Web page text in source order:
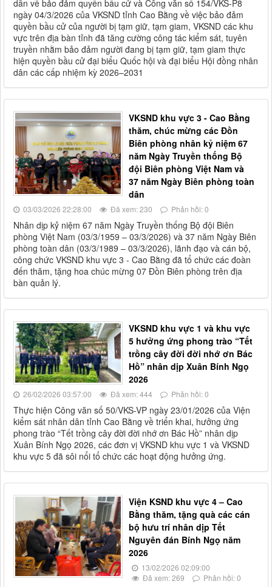
dẫn về bảo đảm quyền bầu cử và Công văn số 154/VKS-P8
ngày 04/3/2026 của VKSND tỉnh Cao Bằng về việc bảo đảm
quyền bầu cử của người bị tạm giữ, tạm giam, VKSND các khu
vực trên địa bàn tỉnh đã tăng cường công tác kiểm sát, tuyên
truyền nhằm bảo đảm người đang bị tạm giữ, tạm giam thực
hiện quyền bầu cử đại biểu Quốc hội và đại biểu Hội đồng nhân
dân các cấp nhiệm kỳ 2026–2031
VKSND khu vực 3 - Cao Bằng
thăm, chúc mừng các Đồn
Biên phòng nhân kỷ niệm 67
năm Ngày Truyền thống Bộ
đội Biên phòng Việt Nam và
37 năm Ngày Biên phòng toàn
dân
03/03/2026 22:28:00 Đã xem: 230 Phản hồi: 0
Nhân dịp kỷ niệm 67 năm Ngày Truyền thống Bộ đội Biên
phòng Việt Nam (03/3/1959 – 03/3/2026) và 37 năm Ngày Biên
phòng toàn dân (03/3/1989 – 03/3/2026), lãnh đạo và cán bộ,
công chức VKSND khu vực 3 - Cao Bằng đã tổ chức các đoàn
đến thăm, tặng hoa chúc mừng 07 Đồn Biên phòng trên địa
bàn quản lý.
VKSND khu vực 1 và khu vực
5 hưởng ứng phong trào “Tết
trồng cây đời đời nhớ ơn Bác
Hồ” nhân dịp Xuân Bính Ngọ
2026
26/02/2026 03:57:00 Đã xem: 444 Phản hồi: 0
Thực hiện Công văn số 50/VKS-VP ngày 23/01/2026 của Viện
kiểm sát nhân dân tỉnh Cao Bằng về triển khai, hưởng ứng
phong trào “Tết trồng cây đời đời nhớ ơn Bác Hồ” nhân dịp
Xuân Bính Ngọ 2026, các đơn vị VKSND khu vực 1 và VKSND
khu vực 5 đã sôi nổi tổ chức các hoạt động hưởng ứng.
Viện KSND khu vực 4 – Cao
Bằng thăm, tặng quà các cán
bộ hưu trí nhân dịp Tết
Nguyên đán Bính Ngọ năm
2026
13/02/2026 02:09:00
Đã xem: 269
Phản hồi: 0